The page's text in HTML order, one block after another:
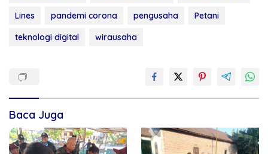
Lines
pandemi corona pengusaha
Petani
teknologi digital
wirausaha
Baca Juga